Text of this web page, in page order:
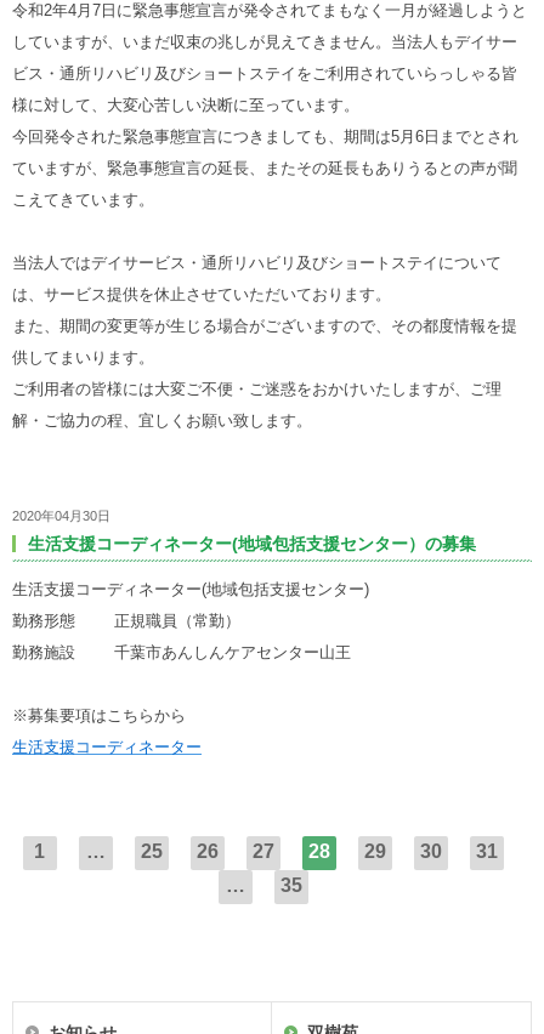
令和2年4月7日に緊急事態宣言が発令されてまもなく一月が経過しようと
していますが、いまだ収束の兆しが見えてきません。当法人もデイサー
ビス・通所リハビリ及びショートステイをご利用されていらっしゃる皆
様に対して、大変心苦しい決断に至っています。
今回発令された緊急事態宣言につきましても、期間は5月6日までとされ
ていますが、緊急事態宣言の延長、またその延長もありうるとの声が聞
こえてきています。
当法人ではデイサービス・通所リハビリ及びショートステイについて
は、サービス提供を休止させていただいております。
また、期間の変更等が生じる場合がございますので、その都度情報を提
供してまいります。
ご利用者の皆様には大変ご不便・ご迷惑をおかけいたしますが、ご理
解・ご協力の程、宜しくお願い致します。
2020年04月30日
生活支援コーディネーター(地域包括支援センター）の募集
生活支援コーディネーター(地域包括支援センター)
勤務形態 正規職員（常勤）
勤務施設 千葉市あんしんケアセンター山王
※募集要項はこちらから
生活支援コーディネーター
1 … 25 26 27 28 29 30
31
…
35